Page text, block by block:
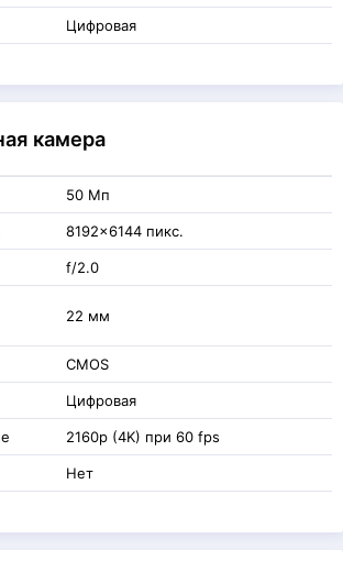
Цифровая
камера
50 Мп
8192x6144 пикс.
f/2.0
22 мм
CMOS
Цифровая
2160p (4K) при 60 fps
Нет